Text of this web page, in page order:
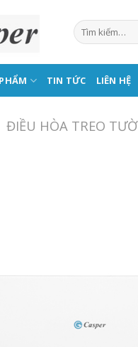
TIN TỨC LIÊN HỆ
ĐIỀU HÒA TREO